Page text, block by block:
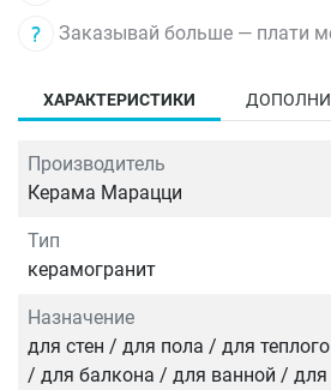
Заказывай больше — плати
ХАРАКТЕРИСТИКИ
Производитель
Керама Марацци
Тип
керамогранит
Назначение
для стен / для пола / для
/ для балкона / для ванной / для